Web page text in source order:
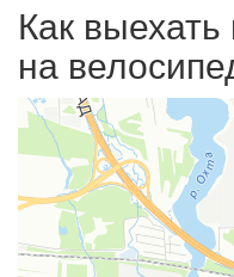
Как
на